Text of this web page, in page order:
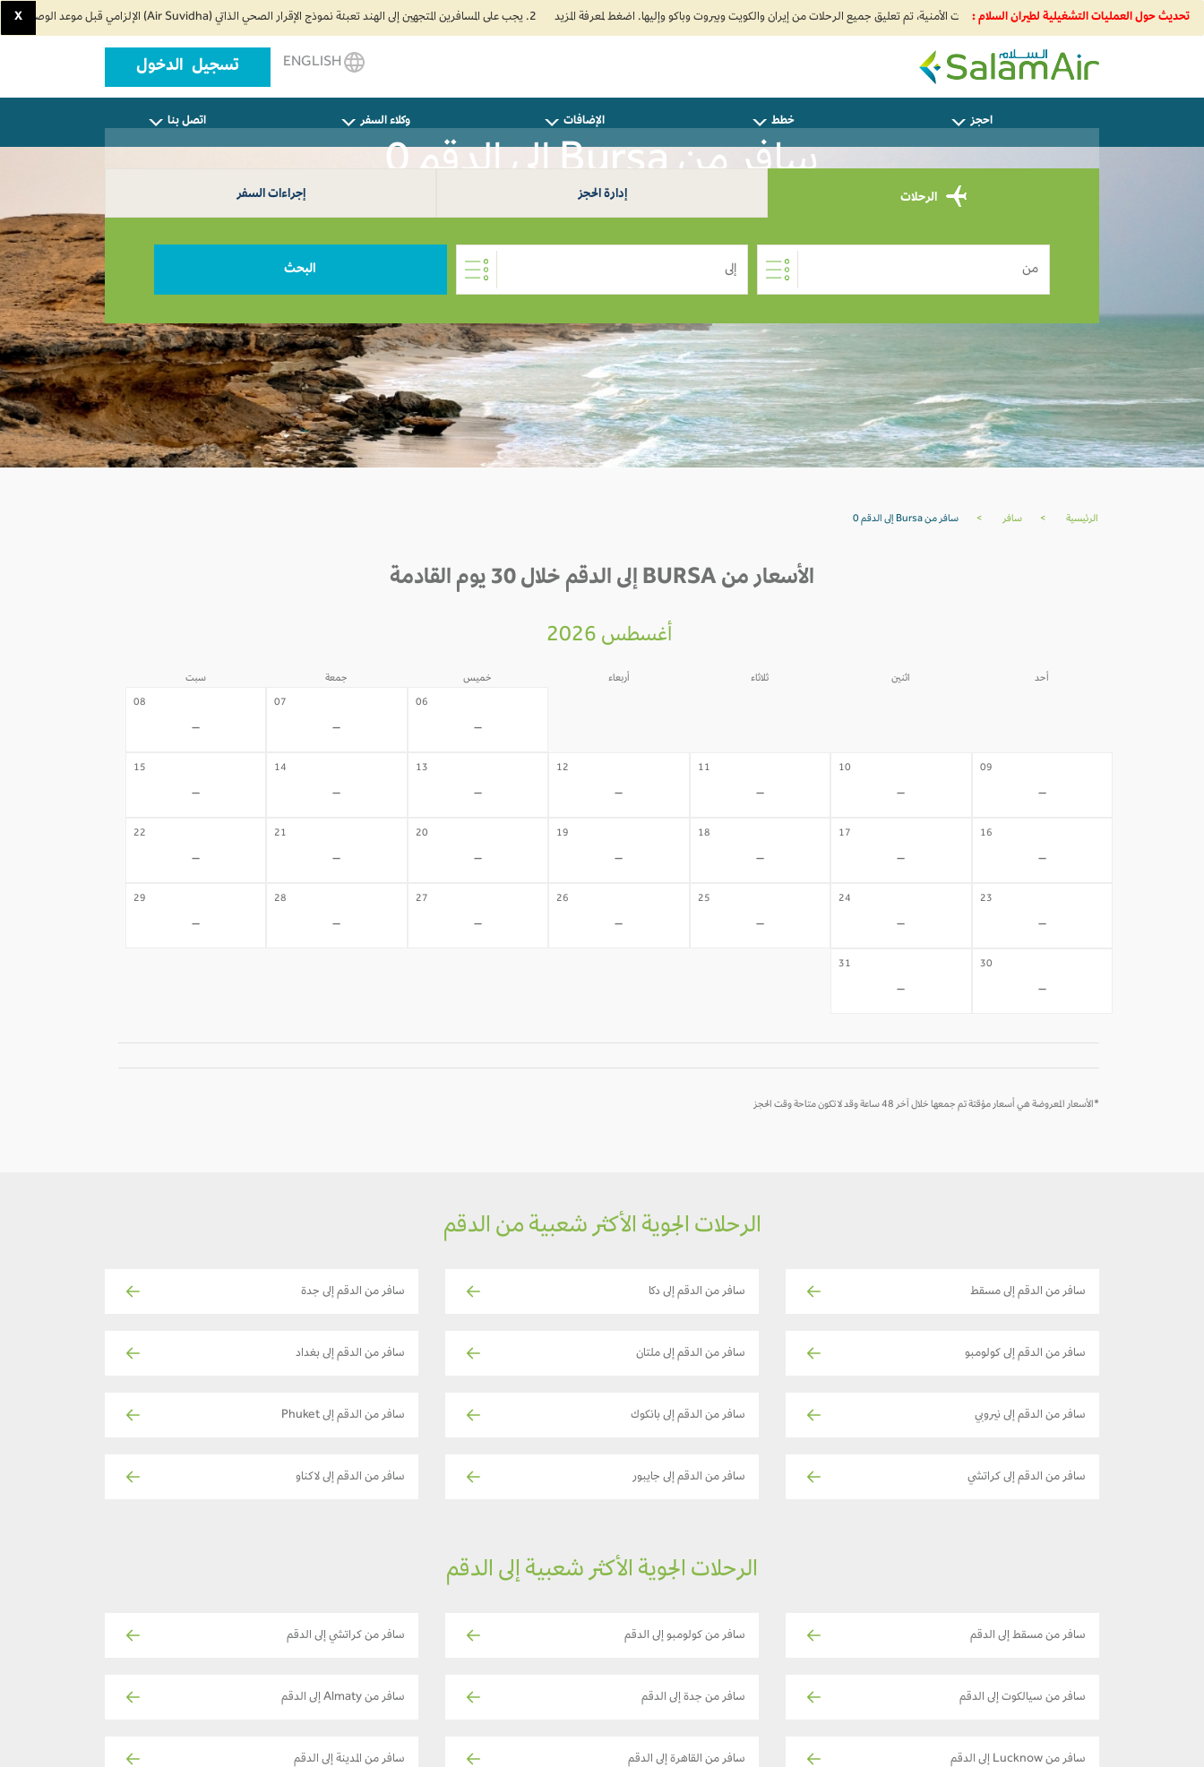
تحديث حول العمليات التشغيلية لطيران السلام : 2. يجب على المسافرين المتجهين إلى الهند تعبئة نموذج الإقرار الصحي الذاتي (Air Suvidha) الإلزامي قبل موعد الوصول بـ 24 ساعة على الأقل. اضغط هنا للدخول إلى بوابة Air Suvidha. X
SalamAir
تسجيل الدخول
احجز خطط الإضافات وكلاء السفر اتصل بنا
سافر من Bursa إلى الدقم 0
الرحلات إدارة الحجز إجراءات السفر
من إلى البحث
الرئيسية > سافر > سافر من Bursa إلى الدقم 0
الأسعار من BURSA إلى الدقم خلال 30 يوم القادمة
أغسطس 2026
أحد اثنين ثلاثاء أربعاء خميس جمعة سبت
06
-
07
-
08
-
09
-
10
-
11
-
12
-
13
-
14
-
15
-
16
-
17
-
18
-
19
-
20
-
21
-
22
-
23
-
24
-
25
-
26
-
27
-
28
-
29
-
30
-
31
-
*الأسعار المعروضة هي أسعار مؤقتة تم جمعها خلال آخر 48 ساعة وقد لا تكون متاحة وقت الحجز
الرحلات الجوية الأكثر شعبية من الدقم
سافر من الدقم إلى مسقط سافر من الدقم إلى دكا سافر من الدقم إلى جدة
سافر من الدقم إلى كولومبو سافر من الدقم إلى ملتان سافر من الدقم إلى بغداد
سافر من الدقم إلى نيروبي سافر من الدقم إلى بانكوك سافر من الدقم إلى Phuket
سافر من الدقم إلى كراتشي سافر من الدقم إلى جايبور سافر من الدقم إلى لاكناو
الرحلات الجوية الأكثر شعبية إلى الدقم
سافر من مسقط إلى الدقم سافر من كولومبو إلى الدقم سافر من كراتشي إلى الدقم
سافر من سيالكوت إلى الدقم سافر من جدة إلى الدقم سافر من Almaty إلى الدقم
سافر من Lucknow إلى الدقم سافر من القاهرة إلى الدقم سافر من المدينة إلى الدقم